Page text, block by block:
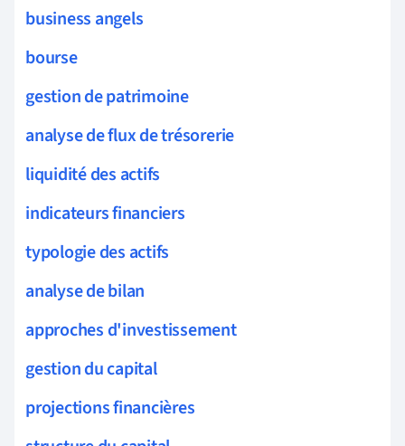
business angels
bourse
gestion de patrimoine
analyse de flux de trésorerie
liquidité des actifs
indicateurs financiers
typologie des actifs
analyse de bilan
approches d'investissement
gestion du capital
projections financières